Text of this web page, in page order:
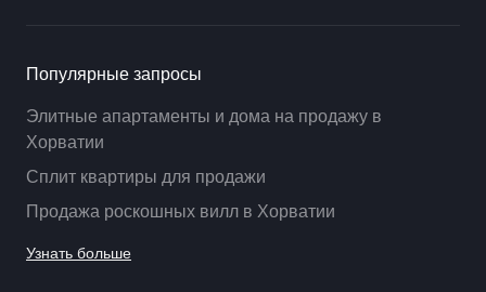
Популярные запросы
Элитные апартаменты и дома на продажу в
Хорватии
Сплит квартиры для продажи
Продажа роскошных вилл в Хорватии
Узнать больше